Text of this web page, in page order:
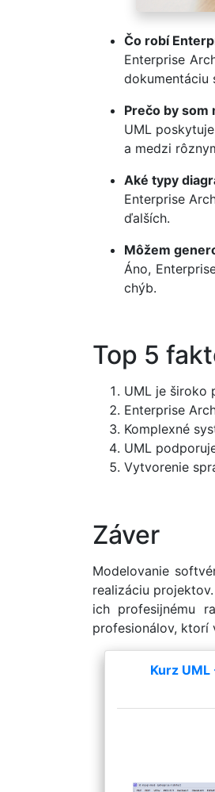
Čo robí
Enterprise
dokumentáciu
Prečo by som
UML
a medzi
Aké typy
Enterprise
ďalších.
Môžem
Áno,
chýb.
Top 5
UML je široko
Enterprise
Komplexné
UML
Vytvorenie
Záver
Modelovanie
realizáciu
ich profesijnému
profesionálov, ktorí
Kurz